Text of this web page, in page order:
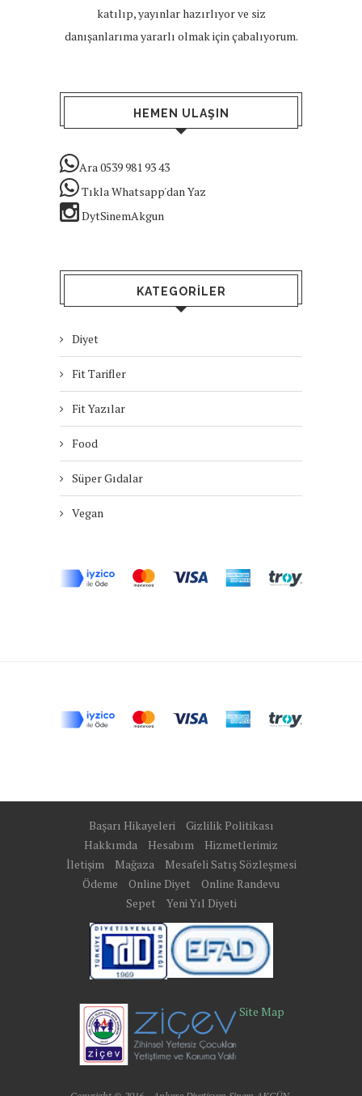
katılıp, yayınlar hazırlıyor ve siz
danışanlarıma yararlı olmak için çabalıyorum.
HEMEN ULAŞIN
Ara 0539 981 93 43
Tıkla Whatsapp'dan Yaz
DytSinemAkgun
KATEGORILER
Diyet
Fit Tarifler
Fit Yazılar
Food
Süper Gıdalar
Vegan
Başarı Hikayeleri
Gizlilik Politikası
Hakkımda
Hesabım
Hizmetlerimiz
İletişim
Mağaza
Mesafeli Satış Sözleşmesi
Ödeme
Online Diyet
Online Randevu
Sepet
Yeni Yıl Diyeti
Site Map